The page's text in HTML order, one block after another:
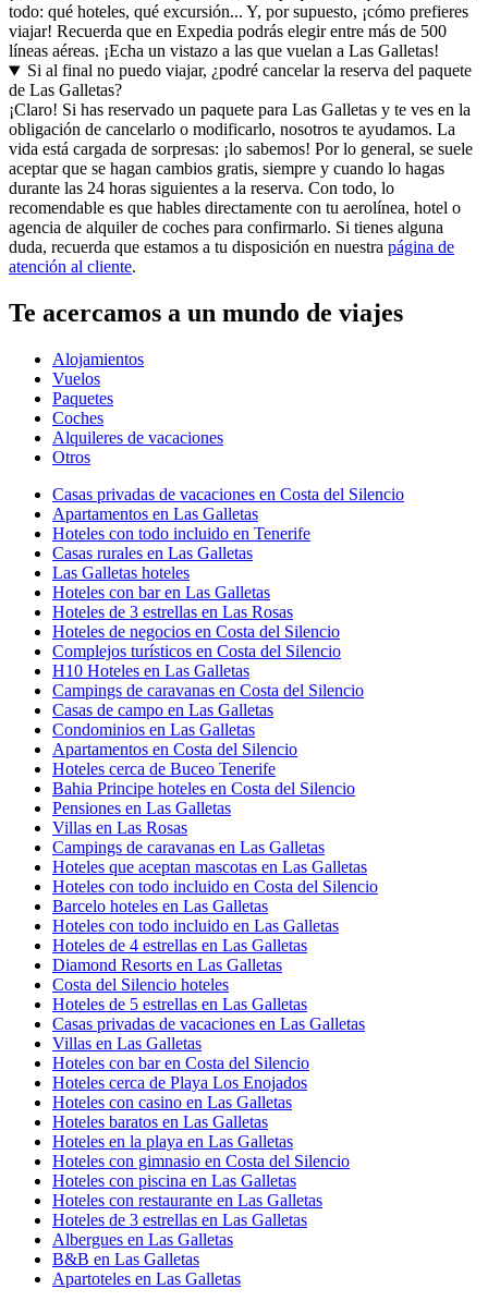
todo: qué hoteles, qué excursión... Y, por supuesto, ¡cómo prefieres
viajar! Recuerda que en Expedia podrás elegir entre más de 500
líneas aéreas. ¡Echa un vistazo a las que vuelan a Las Galletas!
Si al final no puedo viajar, ¿podré cancelar la reserva del paquete
de Las Galletas?
¡Claro! Si has reservado un paquete para Las Galletas y te ves en la
obligación de cancelarlo o modificarlo, nosotros te ayudamos. La
vida está cargada de sorpresas: ¡lo sabemos! Por lo general, se suele
aceptar que se hagan cambios gratis, siempre y cuando lo hagas
durante las 24 horas siguientes a la reserva. Con todo, lo
recomendable es que hables directamente con tu aerolínea, hotel o
agencia de alquiler de coches para confirmarlo. Si tienes alguna
duda, recuerda que estamos a tu disposición en nuestra página de
atención al cliente.
Te acercamos a un mundo de viajes
Alojamientos
Vuelos
Paquetes
Coches
Alquileres de vacaciones
Otros
Casas privadas de vacaciones en Costa del Silencio
Apartamentos en Las Galletas
Hoteles con todo incluido en Tenerife
Casas rurales en Las Galletas
Las Galletas hoteles
Hoteles con bar en Las Galletas
Hoteles de 3 estrellas en Las Rosas
Hoteles de negocios en Costa del Silencio
Complejos turísticos en Costa del Silencio
H10 Hoteles en Las Galletas
Campings de caravanas en Costa del Silencio
Casas de campo en Las Galletas
Condominios en Las Galletas
Apartamentos en Costa del Silencio
Hoteles cerca de Buceo Tenerife
Bahia Principe hoteles en Costa del Silencio
Pensiones en Las Galletas
Villas en Las Rosas
Campings de caravanas en Las Galletas
Hoteles que aceptan mascotas en Las Galletas
Hoteles con todo incluido en Costa del Silencio
Barcelo hoteles en Las Galletas
Hoteles con todo incluido en Las Galletas
Hoteles de 4 estrellas en Las Galletas
Diamond Resorts en Las Galletas
Costa del Silencio hoteles
Hoteles de 5 estrellas en Las Galletas
Casas privadas de vacaciones en Las Galletas
Villas en Las Galletas
Hoteles con bar en Costa del Silencio
Hoteles cerca de Playa Los Enojados
Hoteles con casino en Las Galletas
Hoteles baratos en Las Galletas
Hoteles en la playa en Las Galletas
Hoteles con gimnasio en Costa del Silencio
Hoteles con piscina en Las Galletas
Hoteles con restaurante en Las Galletas
Hoteles de 3 estrellas en Las Galletas
Albergues en Las Galletas
B&B en Las Galletas
Apartoteles en Las Galletas